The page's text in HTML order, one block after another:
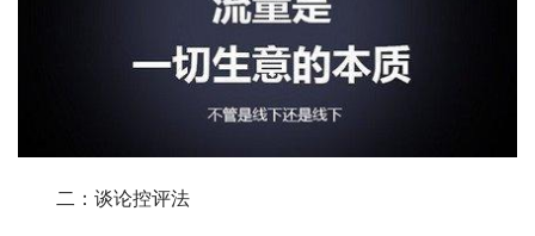
二：谈论控评法